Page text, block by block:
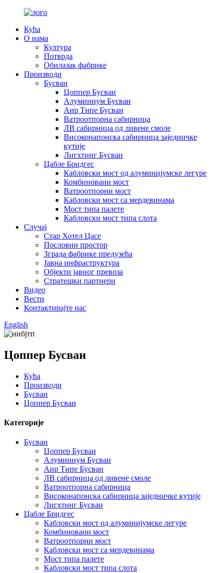
Кућа
О нама
Култура
Потврда
Обилазак фабрике
Производи
Бусваи
Цоппер Бусваи
Алуминиум Бусваи
Аир Типе Бусваи
Ватроотпорна сабирница
ЛВ сабирница од ливене смоле
Високонапонска сабирница заједничке
кутије
Лигхтинг Бусваи
Цабле Бридгес
Кабловски мост од алуминијумске легуре
Комбиновани мост
Ватроотпорни мост
Кабловски мост са мердевинама
Мост типа палете
Кабловски мост типа слота
Случај
Стар Хотел Цасе
Пословни простор
Зграда фабрике предузећа
Јавна инфраструктура
Објекти јавног превоза
Стратешки партнери
Видео
Вести
Контактирајте нас
English
Цоппер Бусваи
Кућа
Производи
Бусваи
Цоппер Бусваи
Категорије
Бусваи
Цоппер Бусваи
Алуминиум Бусваи
Аир Типе Бусваи
ЛВ сабирница од ливене смоле
Ватроотпорна сабирница
Високонапонска сабирница заједничке кутије
Лигхтинг Бусваи
Цабле Бридгес
Кабловски мост од алуминијумске легуре
Комбиновани мост
Ватроотпорни мост
Кабловски мост са мердевинама
Мост типа палете
Кабловски мост типа слота